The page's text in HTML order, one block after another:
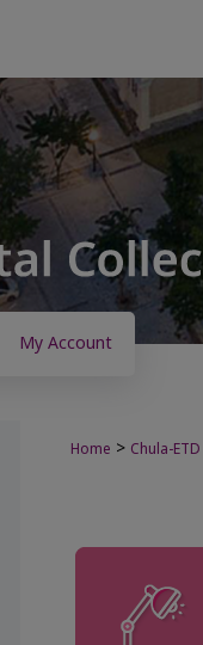
My Account
Home > Chula-ETD